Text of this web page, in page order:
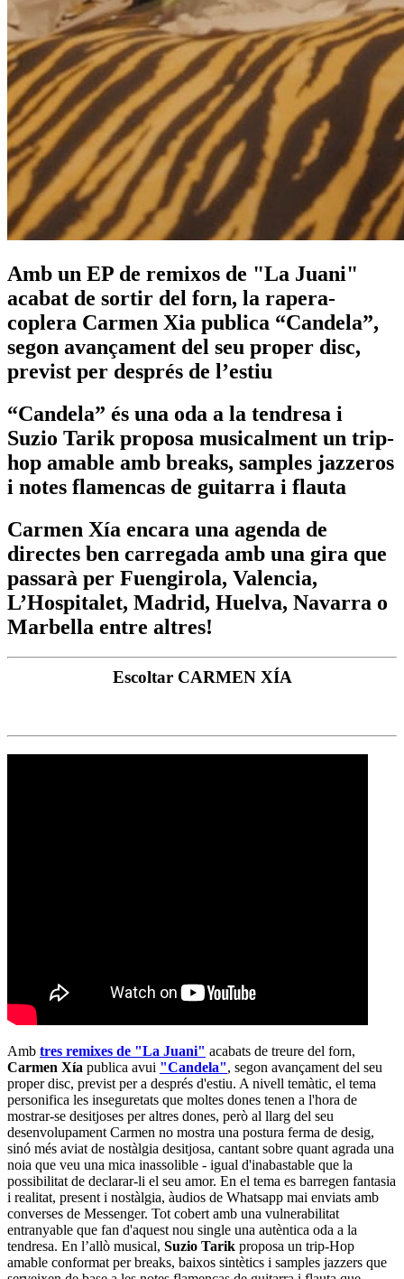
Amb un EP de remixos de "La Juani"
acabat de sortir del forn, la rapera-
coplera Carmen Xia publica “Candela”,
segon avançament del seu proper disc,
previst per després de l’estiu
“Candela” és una oda a la tendresa i
Suzio Tarik proposa musicalment un trip-
hop amable amb breaks, samples jazzeros
i notes flamencas de guitarra i flauta
Carmen Xía encara una agenda de
directes ben carregada amb una gira que
passarà per Fuengirola, Valencia,
L’Hospitalet, Madrid, Huelva, Navarra o
Marbella entre altres!
Escoltar CARMEN XÍA
Amb tres remixes de "La Juani" acabats de treure del forn,
Carmen Xía publica avui "Candela", segon avançament del seu
proper disc, previst per a després d'estiu. A nivell temàtic, el tema
personifica les inseguretats que moltes dones tenen a l'hora de
mostrar-se desitjoses per altres dones, però al llarg del seu
desenvolupament Carmen no mostra una postura ferma de desig,
sinó més aviat de nostàlgia desitjosa, cantant sobre quant agrada una
noia que veu una mica inassolible - igual d'inabastable que la
possibilitat de declarar-li el seu amor. En el tema es barregen fantasia
i realitat, present i nostàlgia, àudios de Whatsapp mai enviats amb
converses de Messenger. Tot cobert amb una vulnerabilitat
entranyable que fan d'aquest nou single una autèntica oda a la
tendresa. En l’allò musical, Suzio Tarik proposa un trip-Hop
amable conformat per breaks, baixos sintètics i samples jazzers que